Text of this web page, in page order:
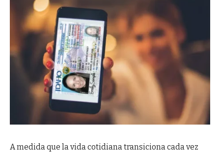
A medida que la vida cotidiana transiciona cada vez